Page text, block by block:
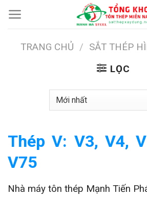
Chuyển
đến
TRANG CHỦ / SẮT THÉP
LỌC
Thép V: V3, V4,
V75
Nhà máy tôn thép Mạnh Tiến